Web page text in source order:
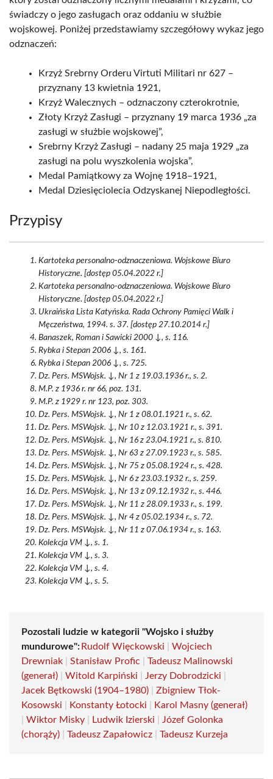
świadczy o jego zasługach oraz oddaniu w służbie
wojskowej. Poniżej przedstawiamy szczegółowy wykaz jego
odznaczeń:
Krzyż Srebrny Orderu Virtuti Militari nr 627 –
przyznany 13 kwietnia 1921,
Krzyż Walecznych – odznaczony czterokrotnie,
Złoty Krzyż Zasługi – przyznany 19 marca 1936 „za
zasługi w służbie wojskowej”,
Srebrny Krzyż Zasługi – nadany 25 maja 1929 „za
zasługi na polu wyszkolenia wojska”,
Medal Pamiątkowy za Wojnę 1918–1921,
Medal Dziesięciolecia Odzyskanej Niepodległości.
Przypisy
Kartoteka personalno-odznaczeniowa. Wojskowe Biuro
Historyczne. [dostęp 05.04.2022 r.]
Kartoteka personalno-odznaczeniowa. Wojskowe Biuro
Historyczne. [dostęp 05.04.2022 r.]
Ukraińska Lista Katyńska. Rada Ochrony Pamięci Walk i
Męczeństwa, 1994. s. 37. [dostęp 27.10.2014 r.]
Banaszek, Roman i Sawicki 2000 ↓, s. 116.
Rybka i Stepan 2006 ↓, s. 161.
Rybka i Stepan 2006 ↓, s. 725.
Dz. Pers. MSWojsk. ↓, Nr 1 z 19.03.1936 r., s. 2.
M.P. z 1936 r. nr 66, poz. 131.
M.P. z 1929 r. nr 123, poz. 303.
Dz. Pers. MSWojsk. ↓, Nr 1 z 08.01.1921 r., s. 62.
Dz. Pers. MSWojsk. ↓, Nr 10 z 12.03.1921 r., s. 391.
Dz. Pers. MSWojsk. ↓, Nr 16 z 23.04.1921 r., s. 810.
Dz. Pers. MSWojsk. ↓, Nr 63 z 27.09.1923 r., s. 585.
Dz. Pers. MSWojsk. ↓, Nr 75 z 05.08.1924 r., s. 428.
Dz. Pers. MSWojsk. ↓, Nr 6 z 23.03.1932 r., s. 259.
Dz. Pers. MSWojsk. ↓, Nr 13 z 09.12.1932 r., s. 446.
Dz. Pers. MSWojsk. ↓, Nr 11 z 28.09.1933 r., s. 199.
Dz. Pers. MSWojsk. ↓, Nr 4 z 05.02.1934 r., s. 72.
Dz. Pers. MSWojsk. ↓, Nr 11 z 07.06.1934 r., s. 163.
Kolekcja VM ↓, s. 1.
Kolekcja VM ↓, s. 3.
Kolekcja VM ↓, s. 4.
Kolekcja VM ↓, s. 5.
Pozostali ludzie w kategorii "Wojsko i służby
mundurowe": Rudolf Więckowski
Wojciech
Drewniak
Stanisław Profic
Tadeusz Malinowski
(generał)
Witold Karpiński Jerzy Dobrodzicki
Jacek Bętkowski (1904–1980)
Zbigniew Tłok-
Kosowski
Konstanty Łotocki
Karol Masny (generał)
Wiktor Misky Ludwik Izierski
Józef Golonka
(chorąży)
Tadeusz Zapałowicz Tadeusz Kurzeja